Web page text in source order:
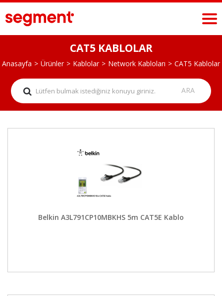
CAT5 KABLOLAR
Anasayfa Ürünler Kablolar Network Kabloları CAT5 Kablolar
Belkin A3L791CP10MBKHS 5m CAT5E Kablo